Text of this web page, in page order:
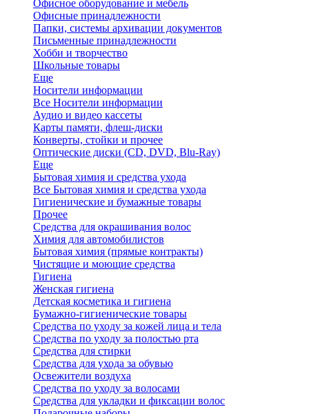
Офисное оборудование и мебель
Офисные принадлежности
Папки, системы архивации документов
Письменные принадлежности
Хобби и творчество
Школьные товары
Еще
Носители информации
Все Носители информации
Аудио и видео кассеты
Карты памяти, флеш-диски
Конверты, стойки и прочее
Оптические диски (CD, DVD, Blu-Ray)
Еще
Бытовая химия и средства ухода
Все Бытовая химия и средства ухода
Гигиенические и бумажные товары
Прочее
Средства для окрашивания волос
Химия для автомобилистов
Бытовая химия (прямые контракты)
Чистящие и моющие средства
Гигиена
Женская гигиена
Детская косметика и гигиена
Бумажно-гигиенические товары
Средства по уходу за кожей лица и тела
Средства по уходу за полостью рта
Средства для стирки
Средства для ухода за обувью
Освежители воздуха
Средства по уходу за волосами
Средства для укладки и фиксации волос